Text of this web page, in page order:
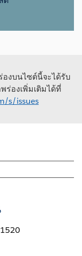
งบนไซต์นี้จะได้รับ
ร่องเพิ่มเติมได้ที่
s/issues